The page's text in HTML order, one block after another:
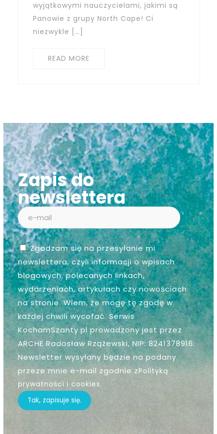
wyjątkowymi nauczycielami, jakimi są
Panowie z grupy North Cape! Ci
niezwykle […]
READ MORE
Zapis do
newslettera
Zgadzam się na przesyłanie mi
newslettera, czyli informacji o wpisach
blogowych, polecanych linkach,
wydarzeniach, artykułach czy nowościach
na stronie. Wiem, że mogę tę zgodę w
każdej chwili wycofać. Serwis
KochamSzanty.pl prowadzony jest przez
ARCHE Radosław Rzążewski, NIP: 8241378916.
Newsletter wysyłany będzie na podany
przeze mnie e-mail zgodnie zPolityką
prywatności i cookies.
Tak, zapisuje się.